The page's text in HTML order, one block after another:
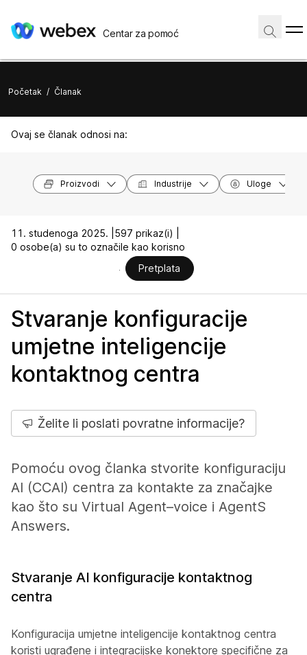
Centar za pomoć
Početak / Članak
Ovaj se članak odnosi na:
Proizvodi Industrije Uloge
11. studenoga 2025. | 597 prikaz(i) |
0 osobe(a) su to označile kao korisno
Pretplata
Stvaranje konfiguracije
umjetne inteligencije
kontaktnog centra
Želite li poslati povratne informacije?
Pomoću ovog članka stvorite konfiguraciju
AI (CCAI) centra za kontakte za značajke
kao što su Virtual Agent–voice i AgentS
Answers.
Stvaranje AI konfiguracije kontaktnog
centra
Konfiguracija umjetne inteligencije kontaktnog centra
koristi ugrađene i integracijske konektore specifične za